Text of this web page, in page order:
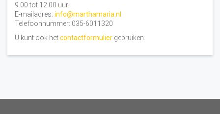
9.00 tot 12.00 uur.
E-mailadres: info@marthamaria.nl
Telefoonnummer: 035-6011320
U kunt ook hetcontactformulier gebruiken.